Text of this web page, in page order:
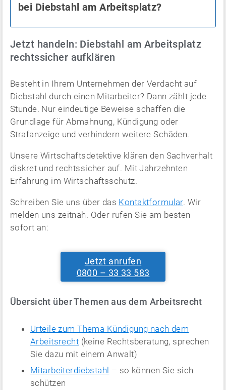
bei Diebstahl am Arbeitsplatz?
Jetzt handeln: Diebstahl am Arbeitsplatz
rechtssicher aufklären
Besteht in Ihrem Unternehmen der Verdacht auf
Diebstahl durch einen Mitarbeiter? Dann zählt jede
Stunde. Nur eindeutige Beweise schaffen die
Grundlage für Abmahnung, Kündigung oder
Strafanzeige und verhindern weitere Schäden.
Unsere Wirtschaftsdetektive klären den Sachverhalt
diskret und rechtssicher auf. Mit Jahrzehnten
Erfahrung im Wirtschaftsschutz.
Schreiben Sie uns über das Kontaktformular. Wir
melden uns zeitnah. Oder rufen Sie am besten
sofort an:
Jetzt anrufen
0800 – 33 33 583
Übersicht über Themen aus dem Arbeitsrecht
Urteile zum Thema Kündigung nach dem
Arbeitsrecht (keine Rechtsberatung, sprechen
Sie dazu mit einem Anwalt)
Mitarbeiterdiebstahl – so können Sie sich
schützen